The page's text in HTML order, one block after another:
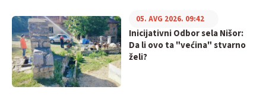
Inicijativni Odbor sela Nišor:
Da li ovo ta "većina" stvarno
želi?
05. AVG 2026. 09:42